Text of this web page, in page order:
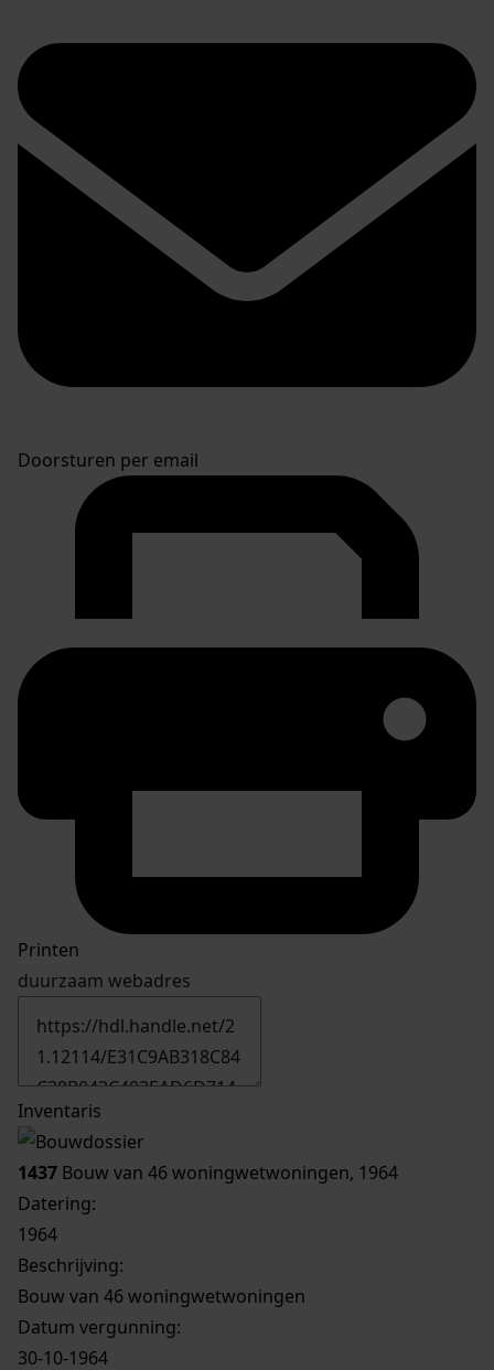
Doorsturen per email
Printen
duurzaam webadres
Inventaris
1437 Bouw van 46 woningwetwoningen, 1964
Datering:
1964
Beschrijving:
Bouw van 46 woningwetwoningen
Datum vergunning:
30-10-1964